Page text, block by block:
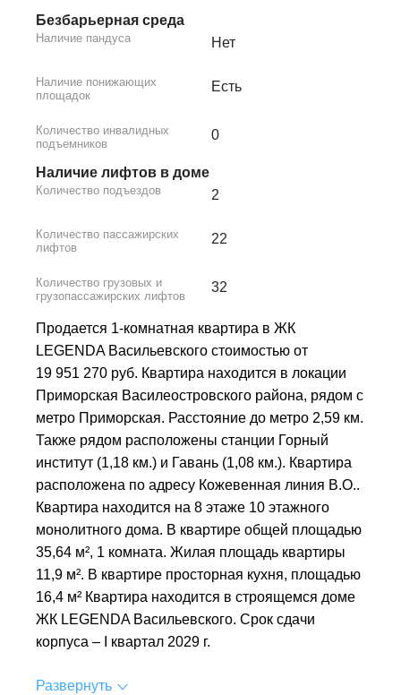
Безбарьерная среда
Наличие пандуса Нет
Наличие понижающих
площадок
Есть
Количество инвалидных
подъемников
0
Наличие лифтов в доме
Количество подъездов 2
Количество пассажирских
лифтов
22
Количество грузовых и
грузопассажирских лифтов
32
Продается 1-комнатная квартира в ЖК
LEGENDA Васильевского стоимостью от
19 951 270 руб. Квартира находится в локации
Приморская Василеостровского района, рядом с
метро Приморская. Расстояние до метро 2,59 км.
Также рядом расположены станции Горный
институт (1,18 км.) и Гавань (1,08 км.). Квартира
расположена по адресу Кожевенная линия В.О..
Квартира находится на 8 этаже 10 этажного
монолитного дома. В квартире общей площадью
35,64 м², 1 комната. Жилая площадь квартиры
11,9 м². В квартире просторная кухня, площадью
16,4 м² Квартира находится в строящемся доме
ЖК LEGENDA Васильевского. Срок сдачи
корпуса – I квартал 2029 г.
Развернуть